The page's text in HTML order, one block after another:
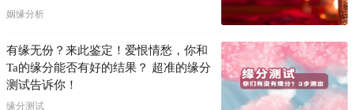
姻缘分析
有缘无份？来此鉴定！爱恨情愁，你和
Ta的缘分能否有好的结果？ 超准的缘分
测试告诉你！
缘分测试